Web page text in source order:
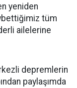
yeniden
tüm
ailelerine
depremlerin
paylaşımda